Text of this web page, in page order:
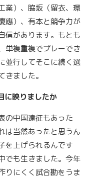
業）、脇坂（留衣、環
應）、有本と競争力が
信があります。もとも
単複重複でプレーでき
並行してそこに続く選
ました。
映りましたか
の中国遠征もあった
は当然あったと思うん
を上げられるんです
でも生きました。今年
りにくく試合勘をうま